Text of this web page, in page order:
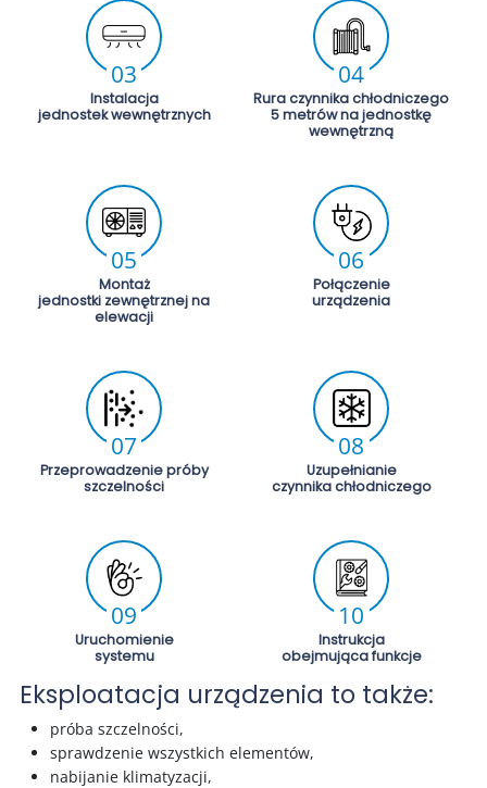
03
Instalacja
jednostek wewnętrznych
04
Rura czynnika chłodniczego
5 metrów na jednostkę
wewnętrzną
05
Montaż
jednostki zewnętrznej na
elewacji
06
Połączenie
urządzenia
07
Przeprowadzenie próby
szczelności
08
Uzupełnianie
czynnika chłodniczego
09
Uruchomienie
systemu
10
Instrukcja
obejmująca funkcje
Eksploatacja urządzenia to także:
próba szczelności,
sprawdzenie wszystkich elementów,
nabijanie klimatyzacji,